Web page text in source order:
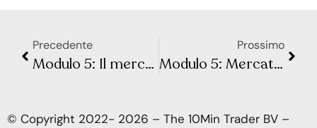
Precedente
Modulo 5: Il mercato valutario – Lezione 1: Cosa influenza il tasso di cambio?
Prossimo
Modulo 5: Mercato valutario – Lezione 3: Il dollaro americano e le sue correlazioni
© Copyright 2022- 2026 – The 10Min Trader BV –